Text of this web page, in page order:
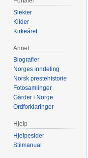
Slekter
Kilder
Kirkeåret
Annet
Biografier
Norges inndeling
Norsk prestehistorie
Fotosamlinger
Gårder i Norge
Ordforklaringer
Hjelp
Hjelpesider
Stilmanual